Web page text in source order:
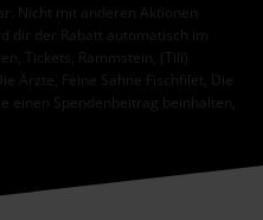
Nicht mit anderen Aktionen
dir der Rabatt automatisch im
Tickets, Rammstein, (Till)
Ärzte, Feine Sahne Fischfilet, Die
einen Spendenbeitrag beinhalten,